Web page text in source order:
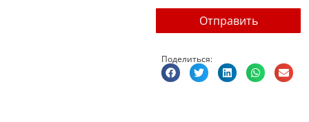
Отправить
Поделиться: